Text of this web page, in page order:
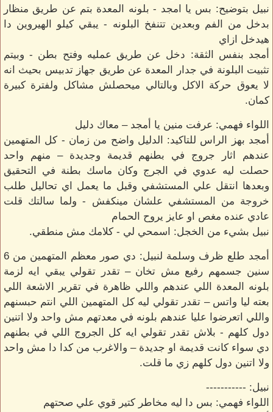
نبيل بتوضيح: بس يا امجد - بلونه المعدة بتم عن طريق منظار
بدخل من الفم وبعدين تتنفخ البلونه - يبقي كيلو الهيروين دا
هيدخل ازاي
أمجد بنفس الثقة: دخل عن طريق عمليه وفتح بطن - وبيتم
تثبيت البلونة في جدار المعدة عن طريق جهاز تدبيس بحيث انه
لا يعوق حركة الاكل وبالتالي ميحصلش مشاكل ولفترة كبيرة
كمان.
اللواء فهمي: عرفت منين يا أمجد – معاك دليل
أمجد بهز الراس للتاكيد: الدليل واضح من زمان - كل المتهمين
عندهم اثار جروج في بطنهم قديمة وجديدة – منهم واحد
حصلت ليه عدوي في الجرج وكان ماسك بطنة في التحقيق
وبعدها انتقل علي المستشفي وقبل ما يعمل اي تحاليل طلب
خروجة من المستشفي علشان مينكفش - ولما سالتك قلت
عادي عنده مغص او عايز يروح الحمام
نبيل بشيء من الخجل: اسمحي لي - كلامك مش منطقي.
أمجد طلع ظرف وسلمة لنبيل: دي صور معظم المتهمين من 6
سنين جسمهم رفيع مش تخان – تقدر تقولي يبقي ايه لزمة
بلونه المعدة اللي عندهم واللي ظاهرة في تقرير الاشعة اللي
بعته ليا واتس – تقدر تقولي ليه كل المتهمين اللي انتم حبسنهم
واللي اتعرضوا عليا عندهم بلونه في معدتهم مش واحد ولا اتنين
دول كلهم - بلاش تقدر تقولي ايه كل الجروج اللي في بطنهم
دي سواء كانت قديمة او جديدة – والاغرب من كدا دا مش واحد
ولا اتنين دول كلهم زي ما قلت.
نبيل: -----------
اللواء فهمي: بس دا ليه مخاطر كتير قوي علي صحتهم